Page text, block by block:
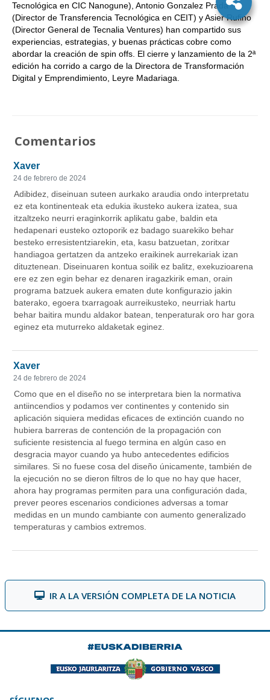
Tecnológica en CIC Nanogune), Antonio Gonzalez Prada
(Director de Transferencia Tecnológica en CEIT) y Asier Rufino
(Director General de Tecnalia Ventures) han compartido sus
experiencias, estrategias, y buenas prácticas cobre como
abordar la creación de spin offs. El cierre y lanzamiento de la 2ª
edición ha corrido a cargo de la Directora de Transformación
Digital y Emprendimiento, Leyre Madariaga.
Comentarios
IR A LA VERSIÓN COMPLETA DE LA NOTICIA